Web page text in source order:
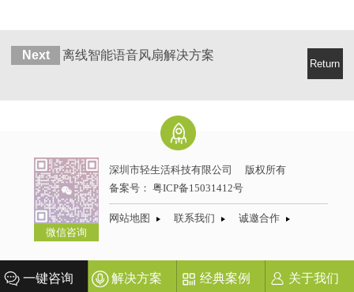
Return
Next 离线智能语音风扇解决方案
微信咨询
深圳市轻生活科技有限公司
版权所有
备案号：粤ICP备15031412号
网站地图 联系我们 诚邀合作
一键咨询 解决方案 经典案例 关于我们